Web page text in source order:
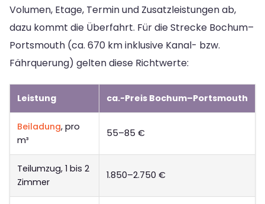
Volumen, Etage, Termin und Zusatzleistungen ab,
dazu kommt die Überfahrt. Für die Strecke Bochum–
Portsmouth (ca. 670 km inklusive Kanal- bzw.
Fährquerung) gelten diese Richtwerte:
Leistung ca.-Preis Bochum–Portsmouth
Beiladung, pro
m³
55–85 €
Teilumzug, 1 bis 2
Zimmer
1.850–2.750 €